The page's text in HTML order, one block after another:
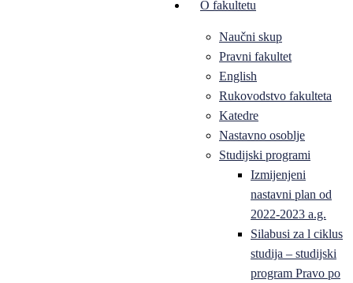
O fakultetu
Naučni skup
Pravni fakultet
English
Rukovodstvo fakulteta
Katedre
Nastavno osoblje
Studijski programi
Izmijenjeni
nastavni plan od
2022-2023 a.g.
Silabusi za l ciklus
studija – studijski
program Pravo po